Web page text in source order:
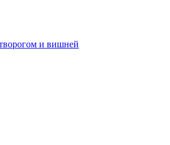
и вишней